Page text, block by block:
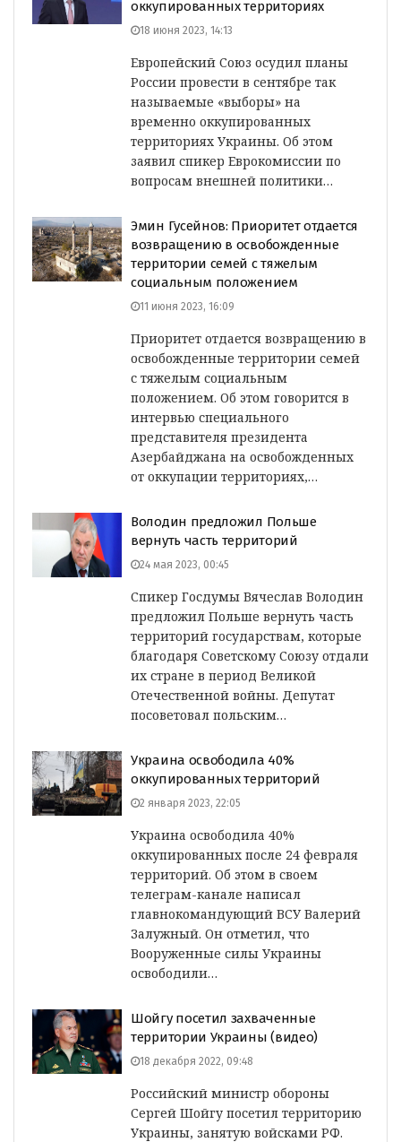
оккупированных территориях
18 июня 2023, 14:13
Европейский Союз осудил планы
России провести в сентябре так
называемые «выборы» на
временно оккупированных
территориях Украины. Об этом
заявил спикер Еврокомиссии по
вопросам внешней политики…
Эмин Гусейнов: Приоритет отдается
возвращению в освобожденные
территории семей с тяжелым
социальным положением
11 июня 2023, 16:09
Приоритет отдается возвращению в
освобожденные территории семей
с тяжелым социальным
положением. Об этом говорится в
интервью специального
представителя президента
Азербайджана на освобожденных
от оккупации территориях,…
Володин предложил Польше
вернуть часть территорий
24 мая 2023, 00:45
Спикер Госдумы Вячеслав Володин
предложил Польше вернуть часть
территорий государствам, которые
благодаря Советскому Союзу отдали
их стране в период Великой
Отечественной войны. Депутат
посоветовал польским…
Украина освободила 40%
оккупированных территорий
2 января 2023, 22:05
Украина освободила 40%
оккупированных после 24 февраля
территорий. Об этом в своем
телеграм-канале написал
главнокомандующий ВСУ Валерий
Залужный. Он отметил, что
Вооруженные силы Украины
освободили…
Шойгу посетил захваченные
территории Украины (видео)
18 декабря 2022, 09:48
Российский министр обороны
Сергей Шойгу посетил территорию
Украины, занятую войсками РФ.